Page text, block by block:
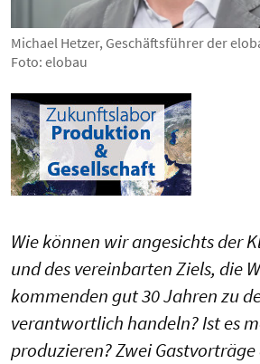
Michael Hetzer, Geschäftsführer der
Foto: elobau
Wie können wir angesichts der
und des vereinbarten Ziels, die
kommenden gut 30 Jahren zu
verantwortlich handeln? Ist es
produzieren? Zwei Gastvorträge